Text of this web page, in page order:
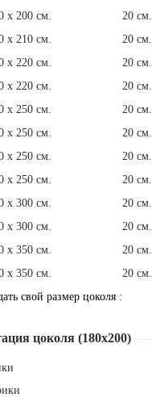
x 200 см.
20 см.
x 210 см.
20 см.
x 220 см.
20 см.
x 220 см.
20 см.
x 250 см.
20 см.
x 250 см.
20 см.
x 250 см.
20 см.
x 250 см.
20 см.
x 300 см.
20 см.
x 300 см.
20 см.
x 350 см.
20 см.
x 350 см.
20 см.
свой размер цоколя :
цоколя (180х200)